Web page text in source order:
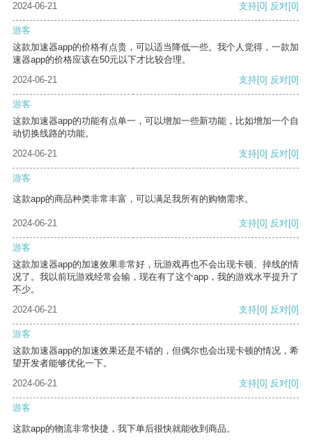
2024-06-21 支持[0] 反对[0]
游客
这款加速器app的价格有点贵，可以适当降低一些。我个人觉得，一款加
速器app的价格应该在50元以下才比较合理。
2024-06-21
支持[0] 反对[0]
游客
这款加速器app的功能有点单一，可以增加一些新功能，比如增加一个自
动切换线路的功能。
2024-06-21
支持[0] 反对[0]
游客
这款app的商品种类非常丰富，可以满足我所有的购物需求。
2024-06-21 支持[0] 反对[0]
游客
这款加速器app的加速效果非常好，玩游戏再也不会出现卡顿、掉线的情
况了。我以前玩游戏经常会输，现在有了这个app，我的游戏水平提升了
不少。
2024-06-21
支持[0] 反对[0]
游客
这款加速器app的加速效果还是不错的，但偶尔也会出现卡顿的情况，希
望开发者能够优化一下。
2024-06-21
支持[0] 反对[0]
游客
这款app的物流非常快捷，我下单后很快就能收到商品。